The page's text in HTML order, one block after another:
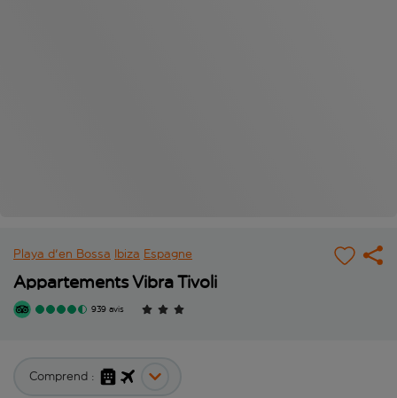
Playa d'en Bossa Ibiza Espagne
Appartements Vibra Tivoli
939 avis
Comprend :